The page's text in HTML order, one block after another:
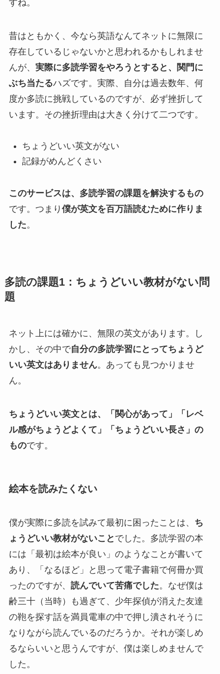
すね。
昔はともかく、今なら英語なんてネットに無限に
存在しているじゃないかと思われるかもしれませ
んが、 実際に多読学習をやろうとすると、関門に
ぶち当たるハズです。実際、自分は過去数年、何
度か多読に挑戦しているのですが、必ず挫折して
います。その挫折理由は大きく分けて二つです。
ちょうどいい英文がない
記録がめんどくさい
このサービスは、多読学習の課題を解決するもの
です。つまり 僕が英文を百万語読むために作りま
した。
多読の課題1：ちょうどいい教材がない問
題
ネット上には確かに、無限の英文があります。し
かし、その中で自分の多読学習にとってちょうど
いい英文はありません。あっても見つかりませ
ん。
ちょうどいい英文とは、「関心があって」「レベ
ル感がちょうどよくて」「ちょうどいい長さ」の
ものです。
絵本を読みたくない
僕が実際に多読を試みて最初に困ったことは、 ち
ょうどいい教材がないこと でした。多読学習の本
には「最初は絵本が良い」のようなことが書いて
あり、「なるほど」と思って電子書籍で何冊か買
ったのですが、 読んでいて苦痛でした。なぜ僕は
齢三十（当時）も過ぎて、少年探偵が消えた友達
の鞄を探す話を満員電車の中で押し潰されそうに
なりながら読んでいるのだろうか。それが楽しめ
るならいいと思うんですが、僕は楽しめませんで
した。